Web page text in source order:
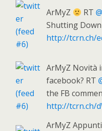
ArMyZ RT
Shutting
http://tcrn.ch/
ArMyZ Novità
facebook? RT
the FB
http://tcrn.ch/
ArMyZ